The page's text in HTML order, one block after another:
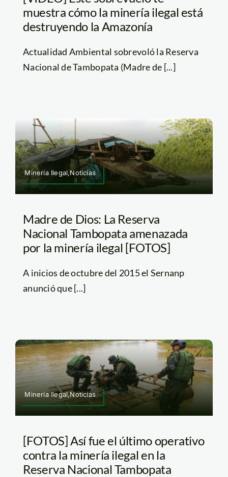
muestra cómo la minería ilegal está
destruyendo la Amazonía
Actualidad Ambiental sobrevoló la Reserva
Nacional de Tambopata (Madre de [...]
Minería Ilegal,Noticias
Madre de Dios: La Reserva
Nacional Tambopata amenazada
por la minería ilegal [FOTOS]
A inicios de octubre del 2015 el Sernanp
anunció que [...]
Minería Ilegal,Noticias
[FOTOS] Así fue el último operativo
contra la minería ilegal en la
Reserva Nacional Tambopata